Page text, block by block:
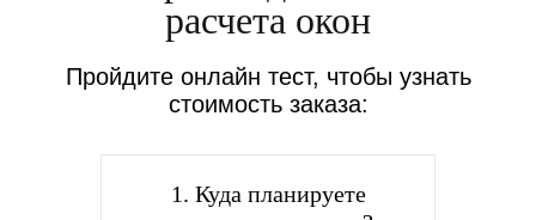
расчета окон
Пройдите онлайн тест, чтобы узнать
стоимость заказа:
1. Куда планируете